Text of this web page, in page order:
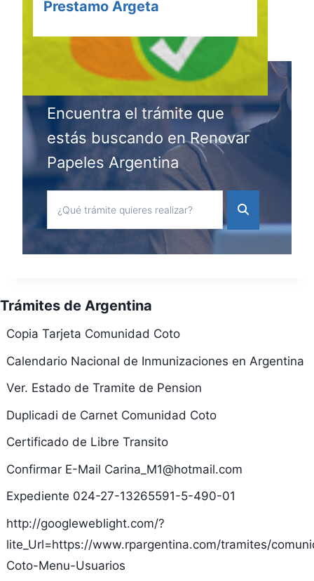
Prestamo Argeta
Encuentra el trámite que
estás buscando en Renovar
Papeles Argentina
Trámites de Argentina
Copia Tarjeta Comunidad Coto
Calendario Nacional de Inmunizaciones en Argentina
Ver. Estado de Tramite de Pension
Duplicadi de Carnet Comunidad Coto
Certificado de Libre Transito
Confirmar E-Mail Carina_M1@hotmail.com
Expediente 024-27-13265591-5-490-01
http://googleweblight.com/?
lite_Url=https://www.rpargentina.com/tramites/
Coto-Menu-Usuarios